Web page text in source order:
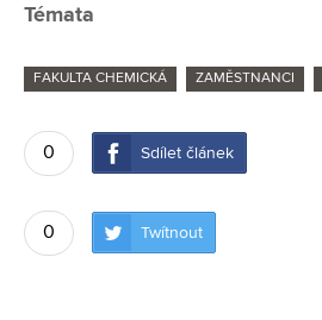
Témata
FAKULTA CHEMICKÁ ZAMĚSTNANCI
0 Sdílet článek
0 Twítnout